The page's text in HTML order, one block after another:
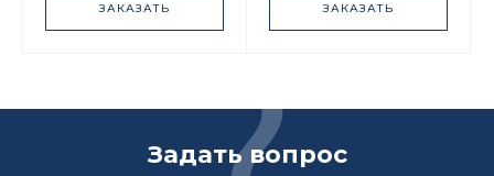
ЗАКАЗАТЬ ЗАКАЗАТЬ
Задать вопрос